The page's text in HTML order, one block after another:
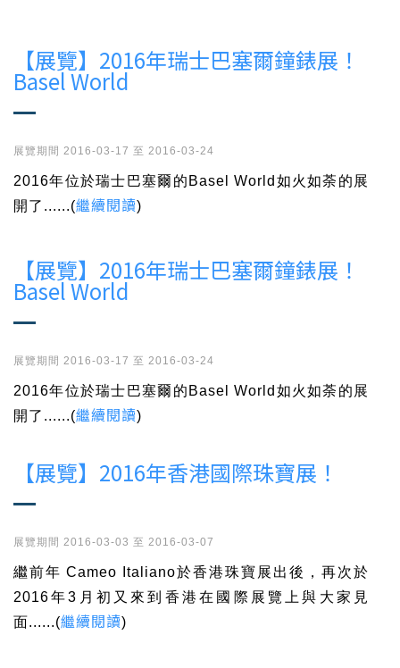
【展覽】2016年瑞士巴塞爾鐘錶展！
Basel World
展覽期間 2016-03-17 至 2016-03-24
2016年位於瑞士巴塞爾的Basel World如火如荼的展
開了......(繼續閱讀)
【展覽】2016年瑞士巴塞爾鐘錶展！
Basel World
展覽期間 2016-03-17 至 2016-03-24
2016年位於瑞士巴塞爾的Basel World如火如荼的展
開了......(繼續閱讀)
【展覽】2016年香港國際珠寶展！
展覽期間 2016-03-03 至 2016-03-07
繼前年 Cameo Italiano於香港珠寶展出後，再次於
2016年3月初又來到香港在國際展覽上與大家見
面......(繼續閱讀)